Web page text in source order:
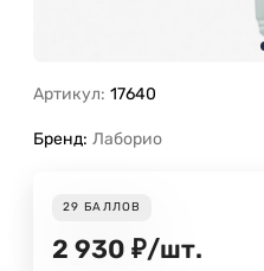
Артикул: 17640
Бренд: Лаборио
29 БАЛЛОВ
2 930 ₽/шт.